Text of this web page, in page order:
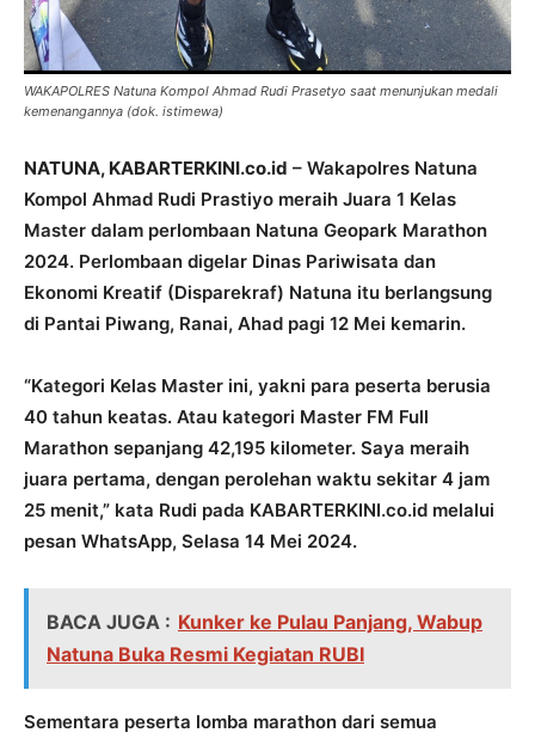
WAKAPOLRES Natuna Kompol Ahmad Rudi Prasetyo saat menunjukan medali
kemenangannya (dok. istimewa)
NATUNA, KABARTERKINI.co.id – Wakapolres Natuna
Kompol Ahmad Rudi Prastiyo meraih Juara 1 Kelas
Master dalam perlombaan Natuna Geopark Marathon
2024. Perlombaan digelar Dinas Pariwisata dan
Ekonomi Kreatif (Disparekraf) Natuna itu berlangsung
di Pantai Piwang, Ranai, Ahad pagi 12 Mei kemarin.
“Kategori Kelas Master ini, yakni para peserta berusia
40 tahun keatas. Atau kategori Master FM Full
Marathon sepanjang 42,195 kilometer. Saya meraih
juara pertama, dengan perolehan waktu sekitar 4 jam
25 menit,” kata Rudi pada KABARTERKINI.co.id melalui
pesan WhatsApp, Selasa 14 Mei 2024.
BACA JUGA : Kunker ke Pulau Panjang, Wabup
Natuna Buka Resmi Kegiatan RUBI
Sementara peserta lomba marathon dari semua